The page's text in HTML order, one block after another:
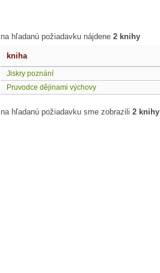
na hľadanú požiadavku nájdene 2 knihy
kniha
Jiskry poznání
Pruvodce dějinami výchovy
na hľadanú požiadavku sme zobrazili 2 knihy